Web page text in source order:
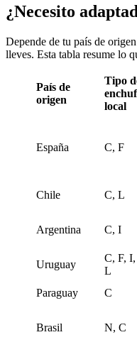
¿Necesito
Depende de tu país de
lleves. Esta tabla resume lo
País de
origen
Tipo
local
España C, F
Chile C, L
Argentina C, I
Uruguay
C, F, I,
L
Paraguay C
Brasil N, C